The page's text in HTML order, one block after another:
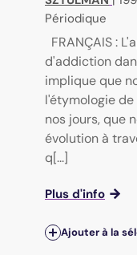
Périodique
FRANÇAIS :
d'addiction
implique que
l'étymologie
nos jours, que
évolution à
q[...]
Plus d'info
Ajouter à la